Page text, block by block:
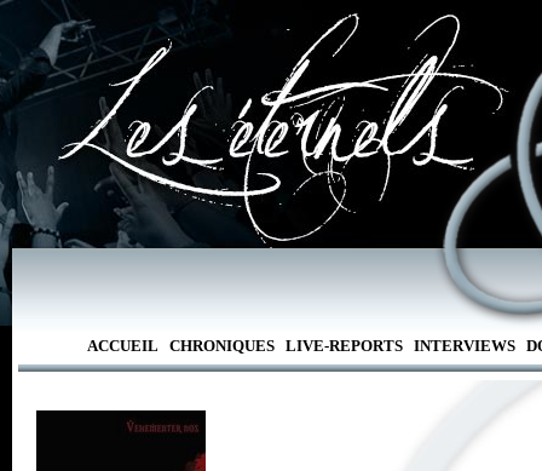
ACCUEIL CHRONIQUES LIVE-REPORTS INTERVIEWS